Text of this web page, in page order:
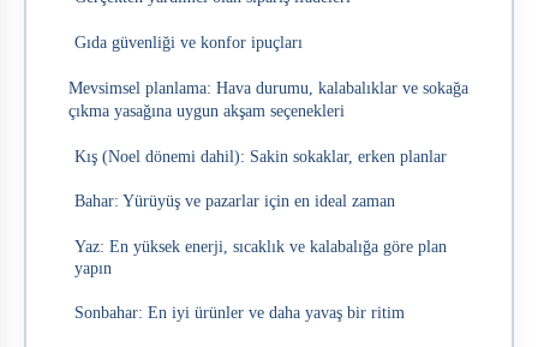
Gıda güvenliği ve konfor ipuçları
Mevsimsel planlama: Hava durumu, kalabalıklar ve sokağa
çıkma yasağına uygun akşam seçenekleri
Kış (Noel dönemi dahil): Sakin sokaklar, erken planlar
Bahar: Yürüyüş ve pazarlar için en ideal zaman
Yaz: En yüksek enerji, sıcaklık ve kalabalığa göre plan
yapın
Sonbahar: En iyi ürünler ve daha yavaş bir ritim